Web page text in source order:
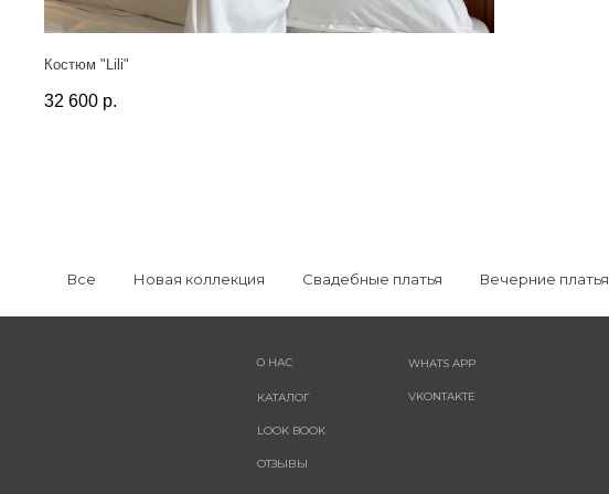
Костюм "Lili"
32 600 р.
Все Новая коллекция Свадебные платья Вечерние платья
О НАС
КАТАЛОГ
ОТЗЫВЫ
LOOK BOOK
WHATS APP
VKONTAKTE